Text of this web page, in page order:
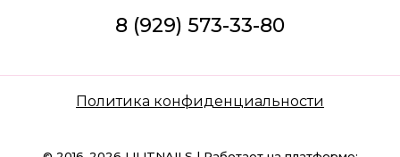
8 (929) 573-33-80
Политика конфиденциальности